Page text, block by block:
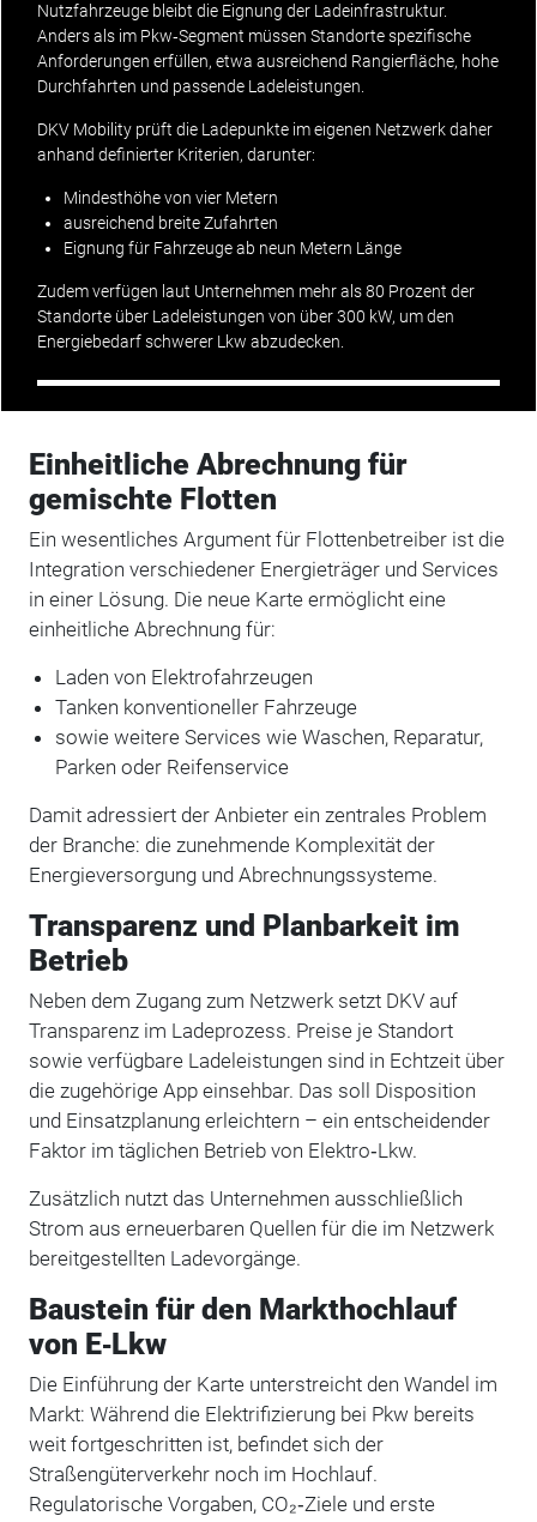
Nutzfahrzeuge bleibt die Eignung der Ladeinfrastruktur.
Anders als im Pkw‑Segment müssen Standorte spezifische
Anforderungen erfüllen, etwa ausreichend Rangierfläche, hohe
Durchfahrten und passende Ladeleistungen.
DKV Mobility prüft die Ladepunkte im eigenen Netzwerk daher
anhand definierter Kriterien, darunter:
Mindesthöhe von vier Metern
ausreichend breite Zufahrten
Eignung für Fahrzeuge ab neun Metern Länge
Zudem verfügen laut Unternehmen mehr als 80 Prozent der
Standorte über Ladeleistungen von über 300 kW, um den
Energiebedarf schwerer Lkw abzudecken.
Einheitliche Abrechnung für
gemischte Flotten
Ein wesentliches Argument für Flottenbetreiber ist die
Integration verschiedener Energieträger und Services
in einer Lösung. Die neue Karte ermöglicht eine
einheitliche Abrechnung für:
Laden von Elektrofahrzeugen
Tanken konventioneller Fahrzeuge
sowie weitere Services wie Waschen, Reparatur,
Parken oder Reifenservice
Damit adressiert der Anbieter ein zentrales Problem
der Branche: die zunehmende Komplexität der
Energieversorgung und Abrechnungssysteme.
Transparenz und Planbarkeit im
Betrieb
Neben dem Zugang zum Netzwerk setzt DKV auf
Transparenz im Ladeprozess. Preise je Standort
sowie verfügbare Ladeleistungen sind in Echtzeit über
die zugehörige App einsehbar. Das soll Disposition
und Einsatzplanung erleichtern – ein entscheidender
Faktor im täglichen Betrieb von Elektro‑Lkw.
Zusätzlich nutzt das Unternehmen ausschließlich
Strom aus erneuerbaren Quellen für die im Netzwerk
bereitgestellten Ladevorgänge.
Baustein für den Markthochlauf
von E‑Lkw
Die Einführung der Karte unterstreicht den Wandel im
Markt: Während die Elektrifizierung bei Pkw bereits
weit fortgeschritten ist, befindet sich der
Straßengüterverkehr noch im Hochlauf.
Regulatorische Vorgaben, CO₂‑Ziele und erste